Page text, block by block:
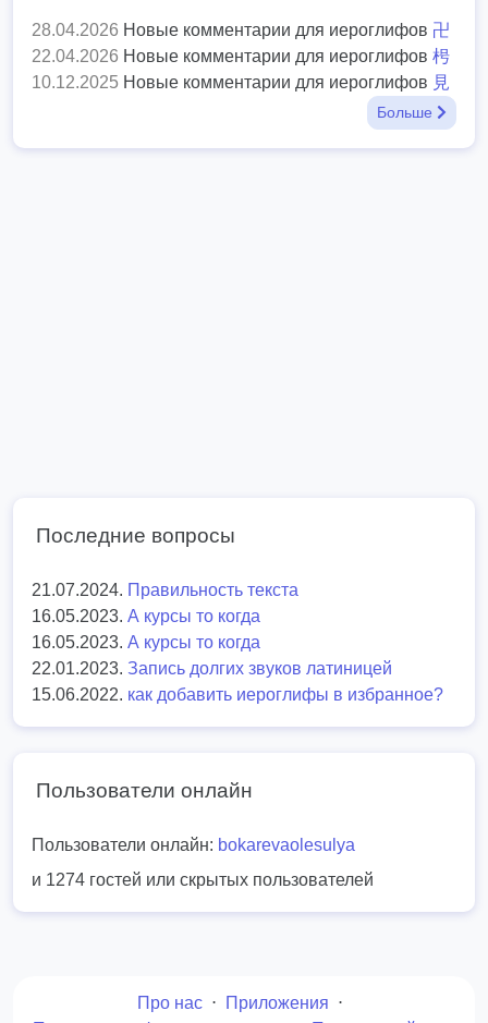
28.04.2026 Новые комментарии для иероглифов 卍
22.04.2026 Новые комментарии для иероглифов 枵
10.12.2025 Новые комментарии для иероглифов 見
Больше
Последние вопросы
21.07.2024. Правильность текста
16.05.2023. А курсы то когда
16.05.2023. А курсы то когда
22.01.2023. Запись долгих звуков латиницей
15.06.2022. как добавить иероглифы в избранное?
Пользователи онлайн
Пользователи онлайн: bokarevaolesulya
и 1274 гостей или скрытых пользователей
Про нас ⋅ Приложения ⋅